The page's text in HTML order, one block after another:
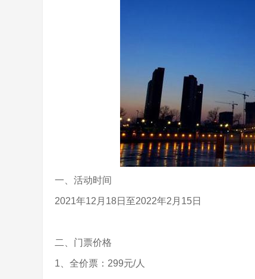
一、活动时间
2021年12月18日至2022年2月15日
二、门票价格
1、全价票：299元/人